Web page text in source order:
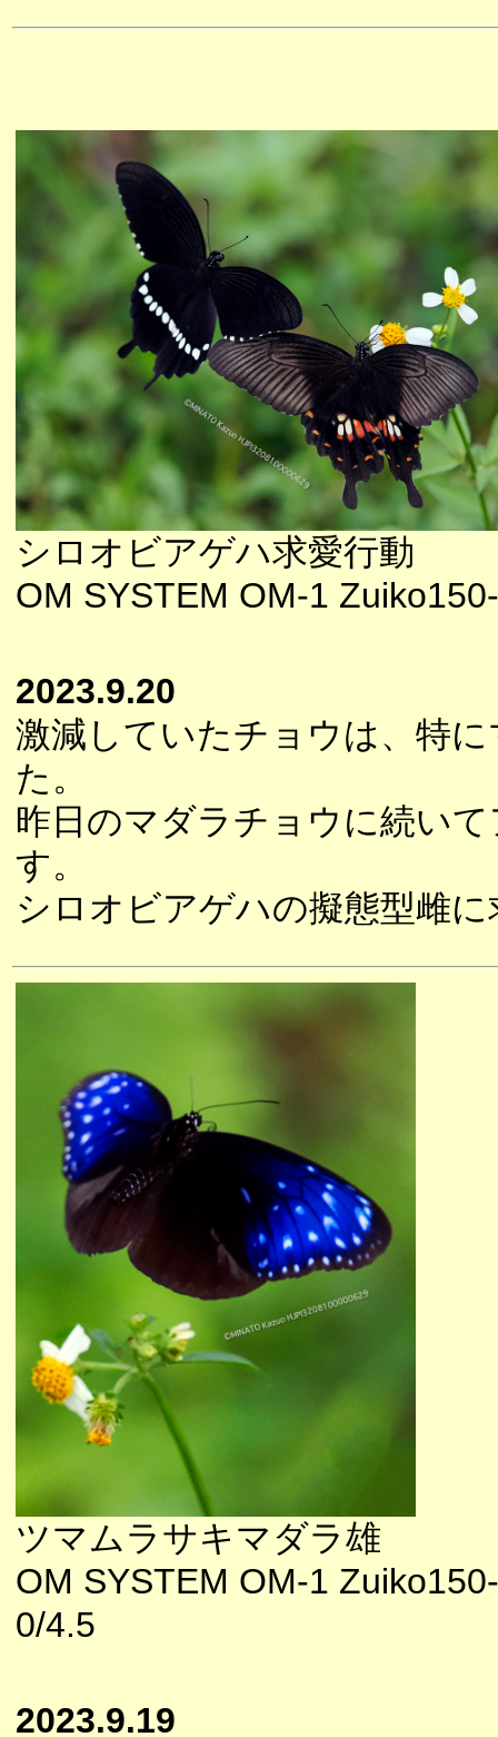
シロオビアゲハ求愛行動
OM SYSTEM OM-1
2023.9.20
激減していたチョウは、特
た。
昨日のマダラチョウに続い
す。
シロオビアゲハの擬態型雌
ツマムラサキマダラ雄
OM SYSTEM OM-1
0/4.5
2023.9.19